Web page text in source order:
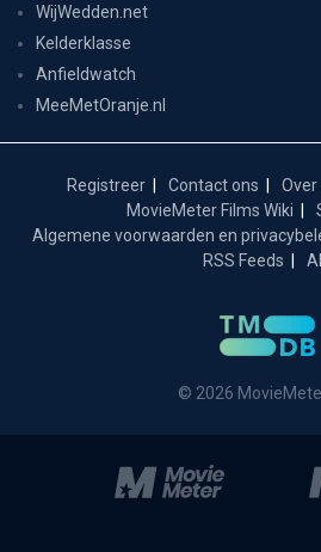
WijWedden.net
Kelderklasse
Anfieldwatch
MeeMetOranje.nl
Registreer Contact ons Over
MovieMeter Films Wiki
Algemene voorwaarden en
RSS Feeds
© 2026